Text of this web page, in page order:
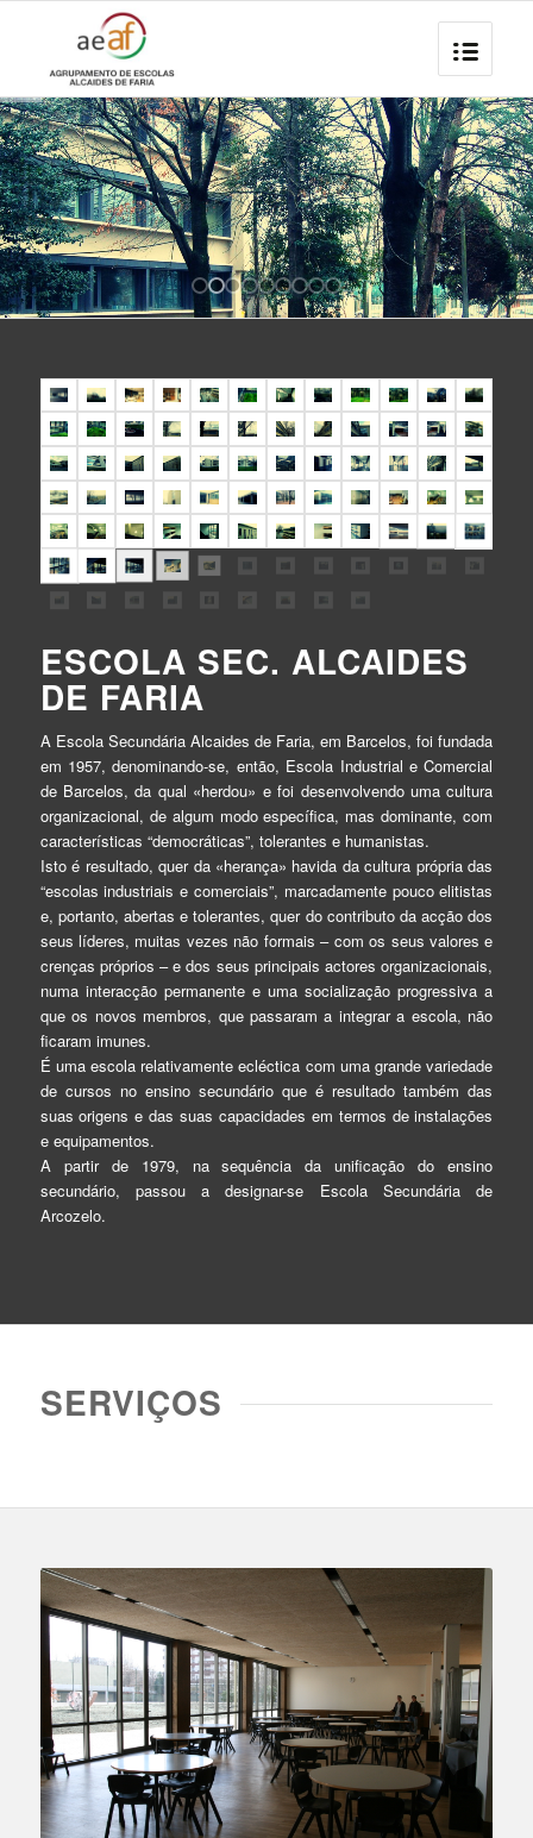
ESCOLA SEC. ALCAIDES
DE FARIA
A Escola Secundária Alcaides de Faria, em Barcelos, foi fundada
em 1957, denominando-se, então, Escola Industrial e Comercial
de Barcelos, da qual «herdou» e foi desenvolvendo uma cultura
organizacional, de algum modo específica, mas dominante, com
características “democráticas”, tolerantes e humanistas.
Isto é resultado, quer da «herança» havida da cultura própria das
“escolas industriais e comerciais”, marcadamente pouco elitistas
e, portanto, abertas e tolerantes, quer do contributo da acção dos
seus líderes, muitas vezes não formais – com os seus valores e
crenças próprios – e dos seus principais actores organizacionais,
numa interacção permanente e uma socialização progressiva a
que os novos membros, que passaram a integrar a escola, não
ficaram imunes.
É uma escola relativamente ecléctica com uma grande variedade
de cursos no ensino secundário que é resultado também das
suas origens e das suas capacidades em termos de instalações
e equipamentos.
A partir de 1979, na sequência da unificação do ensino
secundário, passou a designar-se Escola Secundária de
Arcozelo.
SERVIÇOS